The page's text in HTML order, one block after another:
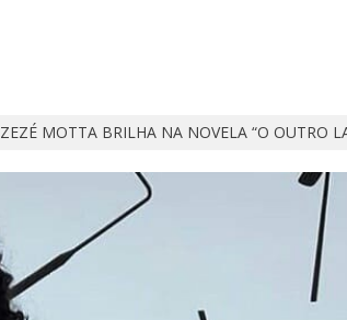
ZEZÉ MOTTA BRILHA NA NOVELA “O OUTRO